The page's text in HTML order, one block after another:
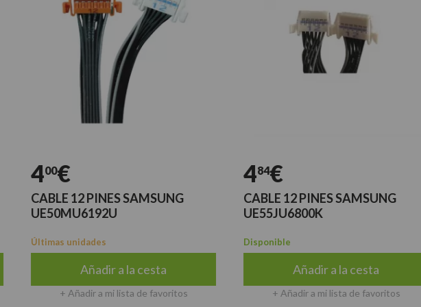
€
CABLE 12 PINES SAMSUNG
UE50MU6192U
Últimas unidades
Añadir a la cesta
+ Añadir a mi lista de favoritos
€
CABLE 12 PINES SAMSUNG
UE55JU6800K
Disponible
Añadir a la cesta
+ Añadir a mi lista de favoritos